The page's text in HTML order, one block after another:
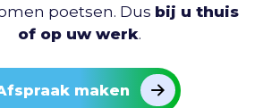
poetsen. Dus bij u thuis
of op uw werk.
maken